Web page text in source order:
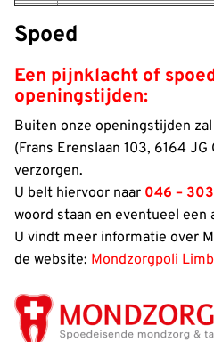
Spoed
Een pijnklacht of
openingstijden:
Buiten onze openingstijden zal
(Frans Erenslaan 103, 6164
verzorgen.
U belt hiervoor naar 046 –
woord staan en eventueel een
U vindt meer informatie over
de website: Mondzorgpoli